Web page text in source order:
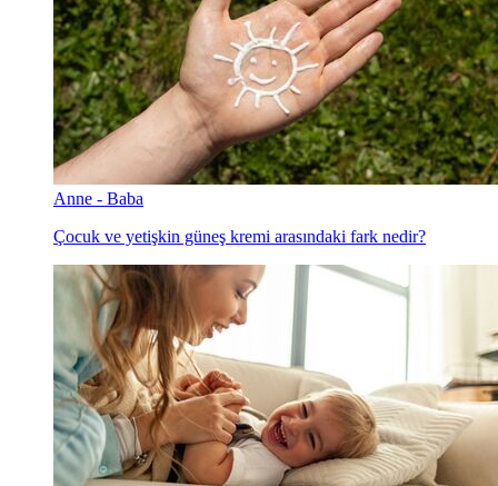
Anne - Baba
Çocuk ve yetişkin güneş kremi arasındaki fark nedir?